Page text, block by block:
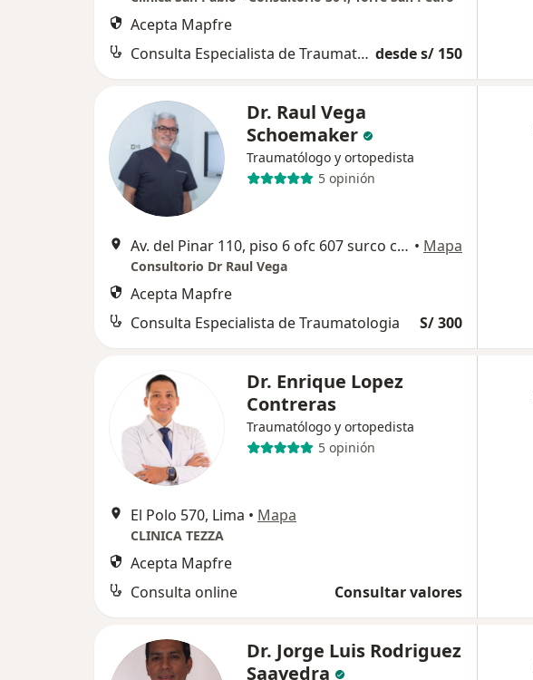
Acepta Mapfre
Consulta Especialista de Traumatologia desde s/ 150
Dr. Raul Vega
Schoemaker
Traumatólogo y ortopedista
5 opinión
Av. del Pinar 110, piso 6 ofc 607 surco chacarilla, Surco • Mapa
Consultorio Dr Raul Vega
Acepta Mapfre
Consulta Especialista de Traumatologia
S/ 300
Dr. Enrique Lopez
Contreras
Traumatólogo y ortopedista
5 opinión
El Polo 570, Lima • Mapa
CLINICA TEZZA
Acepta Mapfre
Consulta online
Consultar valores
Dr. Jorge Luis Rodriguez
Saavedra